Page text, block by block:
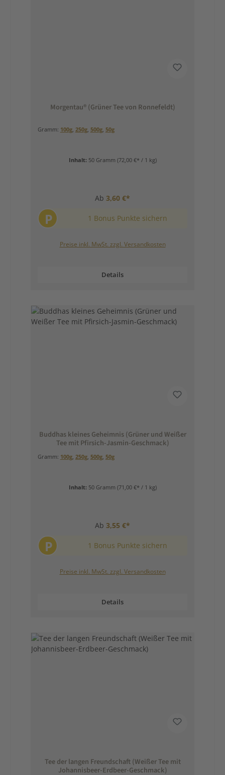
Morgentau® (Grüner Tee von Ronnefeldt)
Gramm: 100g, 250g, 500g, 50g
Inhalt: 50 Gramm (72,00 €* / 1 kg)
Ab 3,60 €*
P 1 Bonus Punkte sichern
Preise inkl. MwSt. zzgl. Versandkosten
Details
Buddhas kleines Geheimnis (Grüner und Weißer
Tee mit Pfirsich-Jasmin-Geschmack)
Gramm: 100g, 250g, 500g, 50g
Inhalt: 50 Gramm (71,00 €* / 1 kg)
Ab 3,55 €*
P 1 Bonus Punkte sichern
Preise inkl. MwSt. zzgl. Versandkosten
Details
Tee der langen Freundschaft (Weißer Tee mit
Johannisbeer-Erdbeer-Geschmack)